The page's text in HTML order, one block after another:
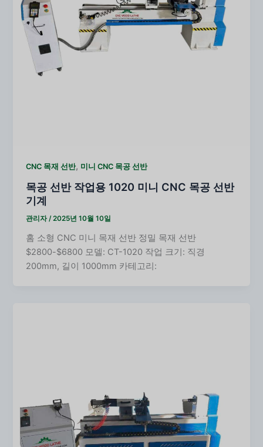
CNC 목재 선반, 미니 CNC 목공 선반
목공 선반 작업용 1020 미니 CNC 목공 선반
기계
관리자/2025년 10월 10일
홈 소형 CNC 미니 목재 선반 정밀 목재 선반
$2800-$6800 모델: CT-1020 작업 크기: 직경
200mm, 길이 1000mm 카테고리: